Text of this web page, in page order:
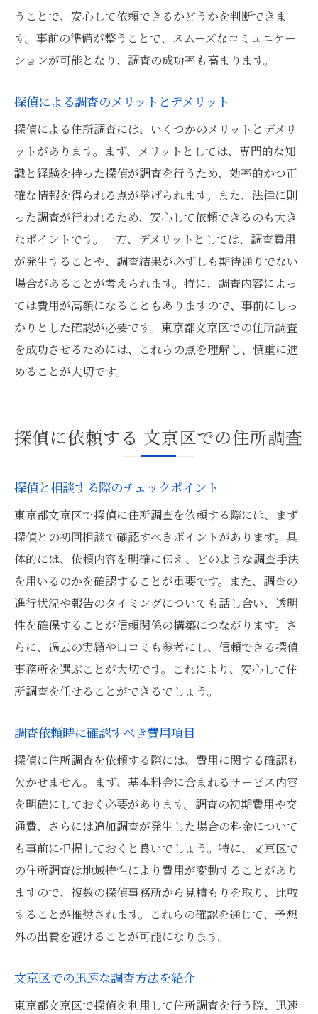
うことで、安心して依頼できるかどうかを判断できま
す。事前の準備が整うことで、スムーズなコミュニケー
ションが可能となり、調査の成功率も高まります。
探偵による調査のメリットとデメリット
探偵による住所調査には、いくつかのメリットとデメリ
ットがあります。まず、メリットとしては、専門的な知
識と経験を持った探偵が調査を行うため、効率的かつ正
確な情報を得られる点が挙げられます。また、法律に則
った調査が行われるため、安心して依頼できるのも大き
なポイントです。一方、デメリットとしては、調査費用
が発生することや、調査結果が必ずしも期待通りでない
場合があることが考えられます。特に、調査内容によっ
ては費用が高額になることもありますので、事前にしっ
かりとした確認が必要です。東京都文京区での住所調査
を成功させるためには、これらの点を理解し、慎重に進
めることが大切です。
探偵に依頼する 文京区での住所調査
探偵と相談する際のチェックポイント
東京都文京区で探偵に住所調査を依頼する際には、まず
探偵との初回相談で確認すべきポイントがあります。具
体的には、依頼内容を明確に伝え、どのような調査手法
を用いるのかを確認することが重要です。また、調査の
進行状況や報告のタイミングについても話し合い、透明
性を確保することが信頼関係の構築につながります。さ
らに、過去の実績や口コミも参考にし、信頼できる探偵
事務所を選ぶことが大切です。これにより、安心して住
所調査を任せることができるでしょう。
調査依頼時に確認すべき費用項目
探偵に住所調査を依頼する際には、費用に関する確認も
欠かせません。まず、基本料金に含まれるサービス内容
を明確にしておく必要があります。調査の初期費用や交
通費、さらには追加調査が発生した場合の料金について
も事前に把握しておくと良いでしょう。特に、文京区で
の住所調査は地域特性により費用が変動することがあり
ますので、複数の探偵事務所から見積もりを取り、比較
することが推奨されます。これらの確認を通じて、予想
外の出費を避けることが可能になります。
文京区での迅速な調査方法を紹介
東京都文京区で探偵を利用して住所調査を行う際、迅速